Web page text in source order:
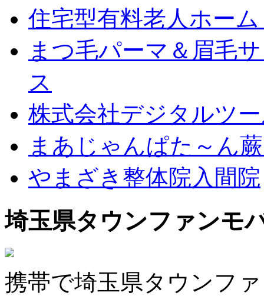
住宅型有料老人ホー
まつ毛パーマ＆眉毛
ス
株式会社デジタルツ
まあじゃんぱた～ん
やまざき整体院入間院
埼玉県タウンファンモ
携帯で埼玉県タウンフ